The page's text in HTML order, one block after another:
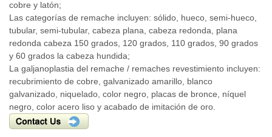
cobre y latón;
Las categorías de remache incluyen: sólido, hueco, semi-hueco,
tubular, semi-tubular, cabeza plana, cabeza redonda, plana
redonda cabeza 150 grados, 120 grados, 110 grados, 90 grados
y 60 grados la cabeza hundida;
La galjanoplastia del remache / remaches revestimiento incluyen:
recubrimiento de cobre, galvanizado amarillo, blanco
galvanizado, niquelado, color negro, placas de bronce, níquel
negro, color acero liso y acabado de imitación de oro.